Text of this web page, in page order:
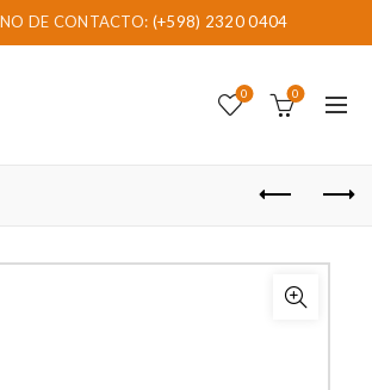
DE CONTACTO: (+598) 2320 0404
0 0